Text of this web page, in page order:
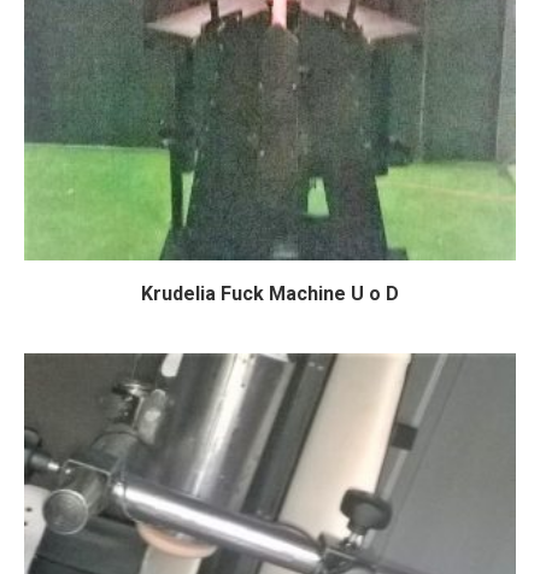
Krudelia Fuck Machine U o D